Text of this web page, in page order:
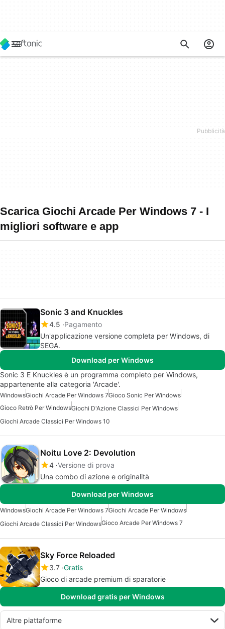
Scarica Giochi Arcade Per Windows 7 - I
migliori software e app
Sonic 3 and Knuckles
4.5 Pagamento
Un'applicazione versione completa per Windows, di
SEGA.
Download per Windows
Sonic 3 E Knuckles è un programma completo per Windows,
appartenente alla categoria 'Arcade'.
WindowsGiochi Arcade Per Windows 7Gioco Sonic Per Windows
Gioco Retrò Per WindowsGiochi D'Azione Classici Per Windows
Giochi Arcade Classici Per Windows 10
Noitu Love 2: Devolution
4 Versione di prova
Una combo di azione e originalità
Download per Windows
WindowsGiochi Arcade Per Windows 7Giochi Arcade Per Windows
Giochi Arcade Classici Per WindowsGioco Arcade Per Windows 7
Sky Force Reloaded
3.7 Gratis
Gioco di arcade premium di sparatorie
Download gratis per Windows
Altre piattaforme